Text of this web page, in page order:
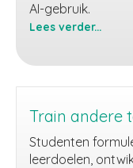
AI-gebruik.
Lees verder...
Train andere
Studenten
leerdoelen,